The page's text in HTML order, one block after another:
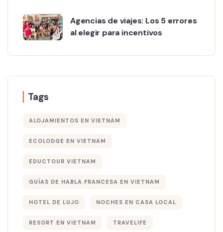
Agencias de viajes: Los 5 errores
al elegir para incentivos
Tags
ALOJAMIENTOS EN VIETNAM
ECOLODGE EN VIETNAM
EDUCTOUR VIETNAM
GUÍAS DE HABLA FRANCESA EN VIETNAM
HOTEL DE LUJO NOCHES EN CASA LOCAL
RESORT EN VIETNAM TRAVELIFE